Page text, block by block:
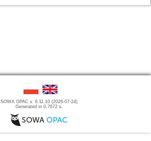
SOWA OPAC v. 6.11.10 (2026-07-24)
Generated in 0,7672 s.